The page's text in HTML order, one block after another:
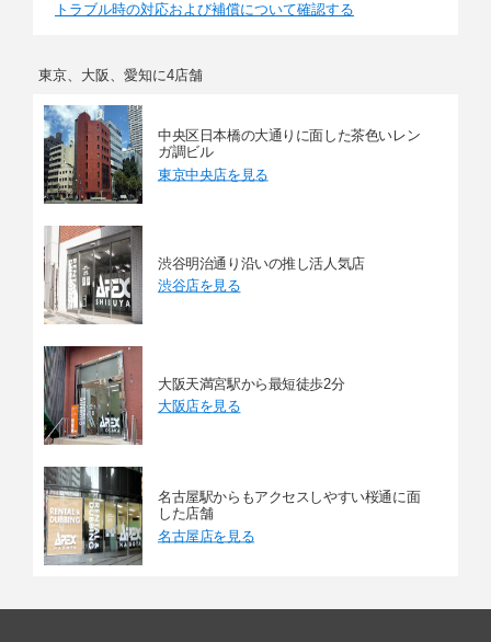
トラブル時の対応および補償について確認する
東京、大阪、愛知に4店舗
中央区日本橋の大通りに面した茶色いレン
ガ調ビル
東京中央店を見る
渋谷明治通り沿いの推し活人気店
渋谷店を見る
大阪天満宮駅から最短徒歩2分
大阪店を見る
名古屋駅からもアクセスしやすい桜通に面
した店舗
名古屋店を見る